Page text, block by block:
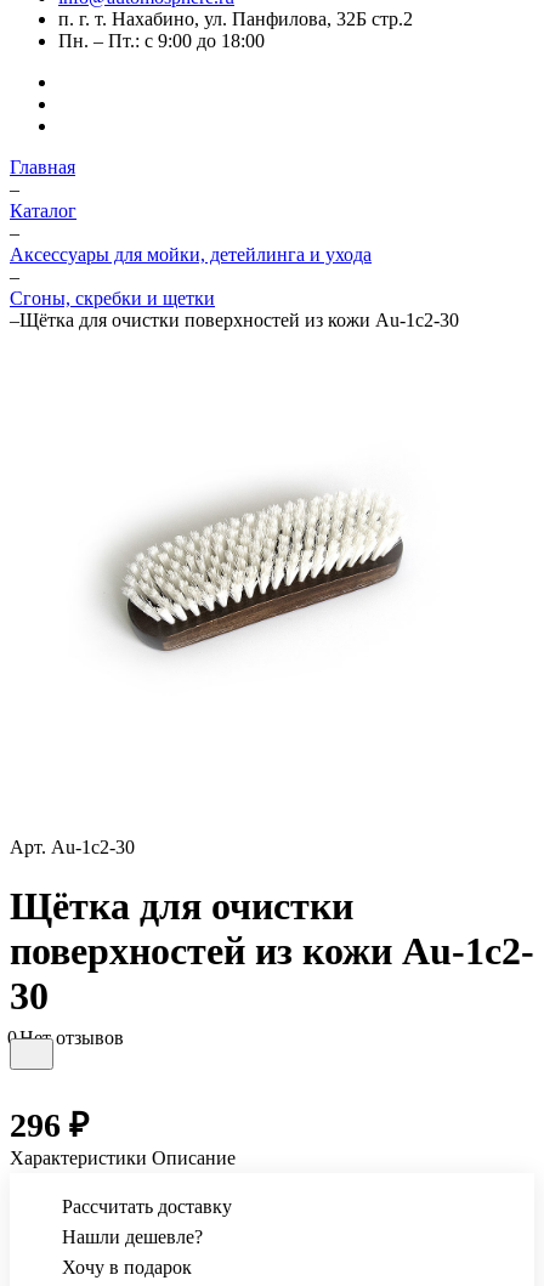
п. г. т. Нахабино, ул. Панфилова, 32Б стр.2
Пн. – Пт.: с 9:00 до 18:00
Главная
–
Каталог
–
Аксессуары для мойки, детейлинга и ухода
–
Сгоны, скребки и щетки
–Щётка для очистки поверхностей из кожи Au-1c2-30
Арт. Au-1c2-30
Щётка для очистки
поверхностей из кожи Au-1c2-
30
0Нет отзывов
296 ₽
Характеристики Описание
Рассчитать доставку
Нашли дешевле?
Хочу в подарок